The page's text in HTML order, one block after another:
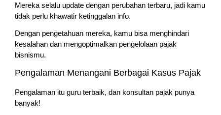
Mereka selalu update dengan perubahan terbaru, jadi kamu
tidak perlu khawatir ketinggalan info.
Dengan pengetahuan mereka, kamu bisa menghindari
kesalahan dan mengoptimalkan pengelolaan pajak
bisnismu.
Pengalaman Menangani Berbagai Kasus Pajak
Pengalaman itu guru terbaik, dan konsultan pajak punya
banyak!